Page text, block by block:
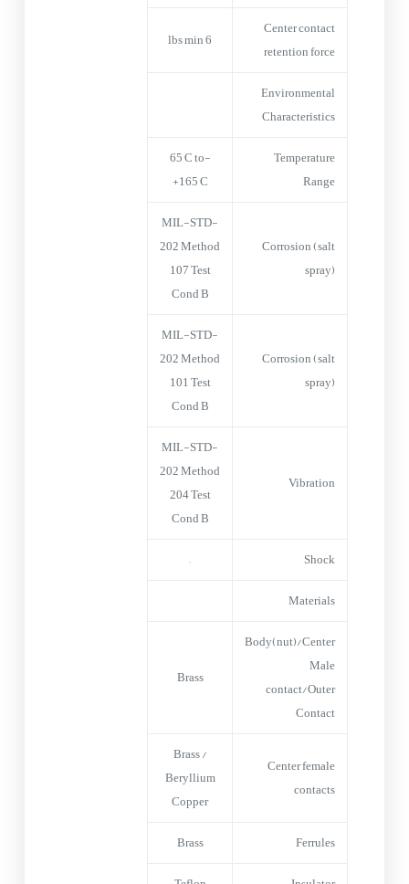
Center contact
retention force
6 lbs min
Environmental
Characteristics
Temperature
Range
-65°C to
+165°C
Corrosion (salt
spray)
MIL-STD-
202 Method
107 Test
Cond B
Corrosion (salt
spray)
MIL-STD-
202 Method
101 Test
Cond B
Vibration
MIL-STD-
202 Method
204 Test
Cond B
Shock
–
Materials
Body(nut)/Center
Male
contact/Outer
Contact
Brass
Center female
contacts
Brass /
Beryllium
Copper
Ferrules
Brass